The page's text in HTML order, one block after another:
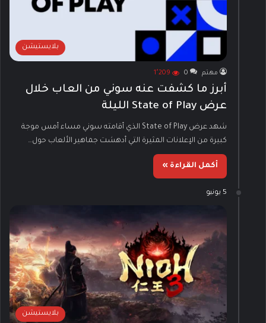
بلايستيشن
مهتم 0 1٬209
أبرز ما كشفت عنه سوني من العاب خلال
عرض State of Play الليلة
شهد عرض State of Play الذي أقامته سوني مساء أمس موجة
كبيرة من الإعلانات المثيرة التي أدهشت جماهير الألعاب حول…
أكمل القراءة »
5 يونيو
بلايستيشن